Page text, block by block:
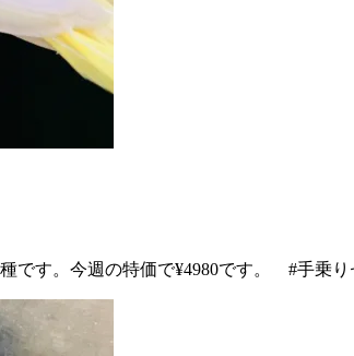
です。今週の特価で¥4980です。 #手